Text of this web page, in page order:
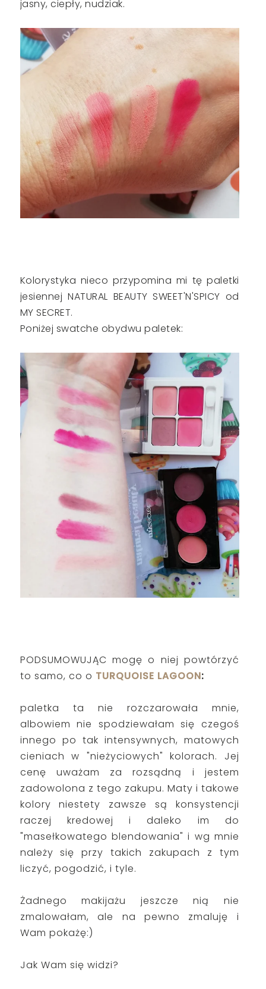
jasny, ciepły, nudziak.
Kolorystyka nieco przypomina mi tę paletki
jesiennej NATURAL BEAUTY SWEET'N'SPICY od
MY SECRET.
Poniżej swatche obydwu paletek:
PODSUMOWUJĄC mogę o niej powtórzyć
to samo, co o TURQUOISE LAGOON:
paletka ta nie rozczarowała mnie,
albowiem nie spodziewałam się czegoś
innego po tak intensywnych, matowych
cieniach w "nieżyciowych" kolorach. Jej
cenę uważam za rozsądną i jestem
zadowolona z tego zakupu. Maty i takowe
kolory niestety zawsze są konsystencji
raczej kredowej i daleko im do
"masełkowatego blendowania" i wg mnie
należy się przy takich zakupach z tym
liczyć, pogodzić, i tyle.
Żadnego makijażu jeszcze nią nie
zmalowałam, ale na pewno zmaluję i
Wam pokażę:)
Jak Wam się widzi?